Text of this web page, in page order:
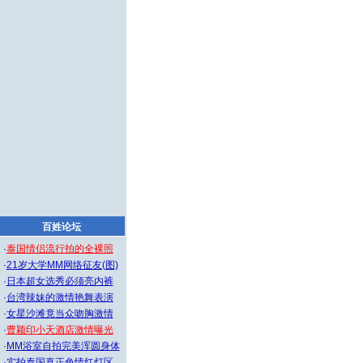
百姓论坛
·泰国情侣流行拍的全裸照
·21岁大学MM网络征友(图)
· 日本超女选秀必须亮内裤
·台湾辣妹的激情艳舞表演
·女星沙滩竟当众吻胸激情
·曹颖印小天酒店激情曝光
· MM浴室自拍完美浑圆身体